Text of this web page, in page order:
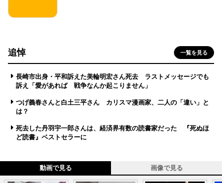
追悼 一覧を見る
長崎市出身・平和訴えた美輪明宏さん死去 ラストメッセージでも
訴え「愛があれば 戦争なんか起こりません」
つげ義春さんと白土三平さん カリスマ漫画家、二人の「違い」と
は？
死去した丹羽宇一郎さんは、経済界有数の読書家だった 『死ぬほ
ど読書』ベストセラーに
動画で見る 画像で見る